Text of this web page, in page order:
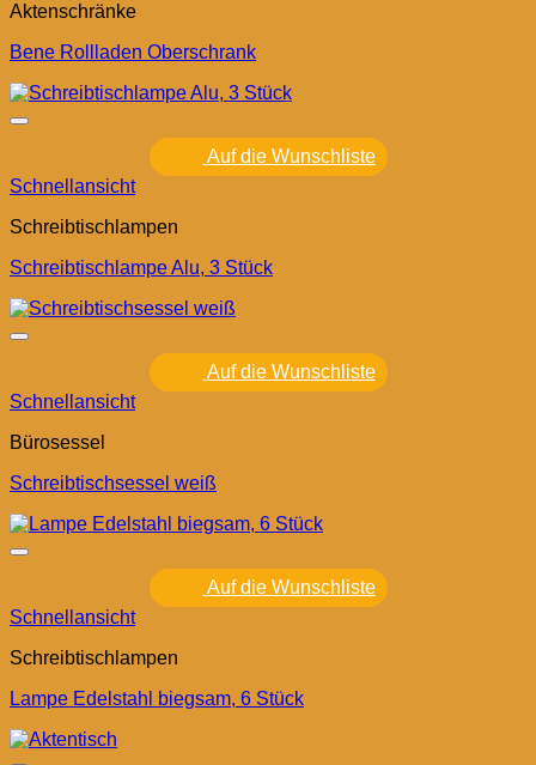
Aktenschränke
Bene Rollladen Oberschrank
Auf die Wunschliste
Schnellansicht
Schreibtischlampen
Schreibtischlampe Alu, 3 Stück
Auf die Wunschliste
Schnellansicht
Bürosessel
Schreibtischsessel weiß
Auf die Wunschliste
Schnellansicht
Schreibtischlampen
Lampe Edelstahl biegsam, 6 Stück